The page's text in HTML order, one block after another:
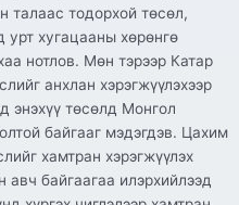
талаас тодорхой төсөл,
урт хугацааны хөрөнгө
нотлов. Мөн тэрээр Катар
анхлан хэрэгжүүлэхээр
энэхүү төсөлд Монгол
байгааг мэдэгдэв. Цахим
хамтран хэрэгжүүлэх
авч байгаагаа илэрхийлээд